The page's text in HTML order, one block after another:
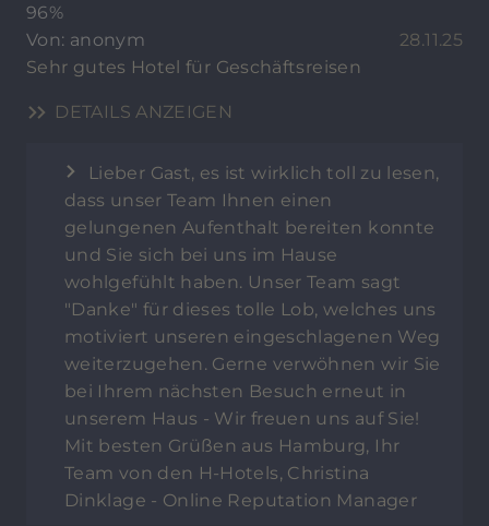
96%
Von: anonym
28.11.25
Sehr gutes Hotel für Geschäftsreisen
DETAILS ANZEIGEN
Lieber Gast, es ist wirklich toll zu lesen,
dass unser Team Ihnen einen
gelungenen Aufenthalt bereiten konnte
und Sie sich bei uns im Hause
wohlgefühlt haben. Unser Team sagt
"Danke" für dieses tolle Lob, welches uns
motiviert unseren eingeschlagenen Weg
weiterzugehen. Gerne verwöhnen wir Sie
bei Ihrem nächsten Besuch erneut in
unserem Haus - Wir freuen uns auf Sie!
Mit besten Grüßen aus Hamburg, Ihr
Team von den H-Hotels, Christina
Dinklage - Online Reputation Manager